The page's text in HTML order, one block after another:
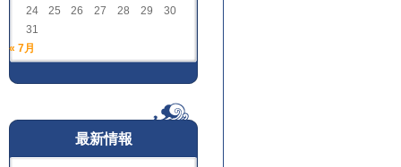
24
25 26 27 28 29
30
31
« 7月
最新情報